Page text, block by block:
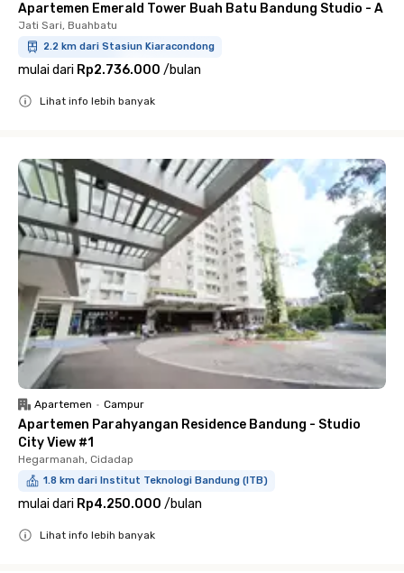
Apartemen Emerald Tower Buah Batu Bandung Studio - A
Jati Sari, Buahbatu
2.2 km dari Stasiun Kiaracondong
mulai dari Rp2.736.000 /bulan
Lihat info lebih banyak
Apartemen • Campur
Apartemen Parahyangan Residence Bandung - Studio
City View #1
Hegarmanah, Cidadap
1.8 km dari Institut Teknologi Bandung (ITB)
mulai dari Rp4.250.000 /bulan
Lihat info lebih banyak